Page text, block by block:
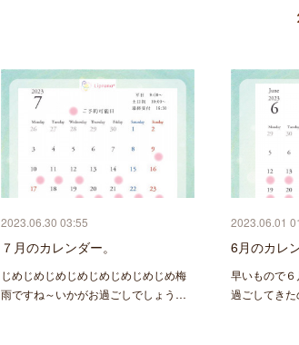
2023.06.30 03:55
７月のカレンダー。
じめじめじめじめじめじめじめじめ梅
雨ですね～いかがお過ごしでしょう…
2023.06.01
6月のカレ
早いもので
過ごしてき